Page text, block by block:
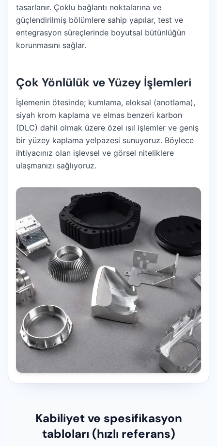
tasarlanır. Çoklu bağlantı noktalarına ve
güçlendirilmiş bölümlere sahip yapılar, test ve
entegrasyon süreçlerinde boyutsal bütünlüğün
korunmasını sağlar.
Çok Yönlülük ve Yüzey İşlemleri
İşlemenin ötesinde; kumlama, eloksal (anotlama),
siyah krom kaplama ve elmas benzeri karbon
(DLC) dahil olmak üzere özel ısıl işlemler ve geniş
bir yüzey kaplama yelpazesi sunuyoruz. Böylece
ihtiyacınız olan işlevsel ve görsel niteliklere
ulaşmanızı sağlıyoruz.
Kabiliyet ve spesifikasyon
tabloları (hızlı referans)